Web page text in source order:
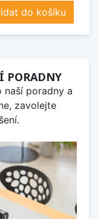
do košíku
PORADNY
naší poradny a
zavolejte